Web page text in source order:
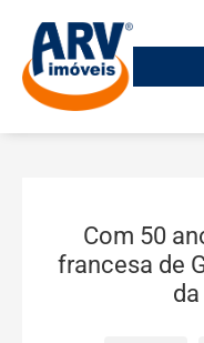
Com 50
francesa de